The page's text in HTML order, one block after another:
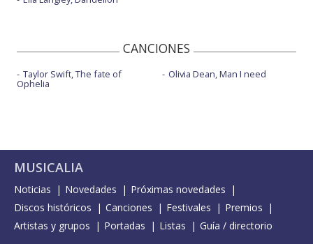
CANCIONES
Taylor Swift, The fate of
Ophelia
Olivia Dean, Man I need
MUSICALIA
Noticias Novedades
Próximas novedades
Discos históricos
Canciones Festivales
Premios
Artistas y grupos
Portadas Listas Guía / directorio